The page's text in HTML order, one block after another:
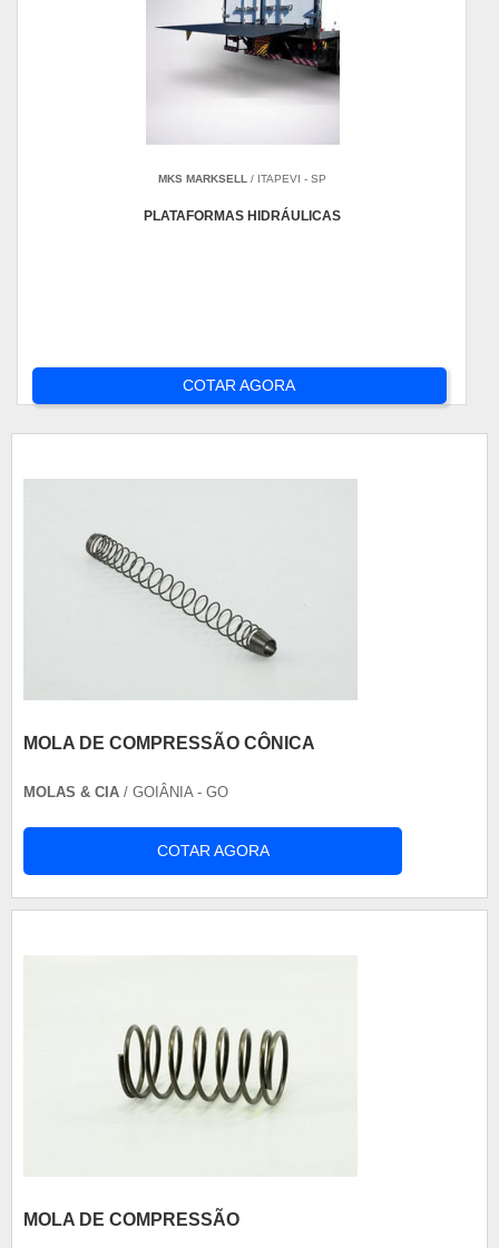
MKS MARKSELL / ITAPEVI - SP
PLATAFORMAS HIDRÁULICAS
COTAR AGORA
MOLA DE COMPRESSÃO CÔNICA
MOLAS & CIA / GOIÂNIA - GO
COTAR AGORA
MOLA DE COMPRESSÃO